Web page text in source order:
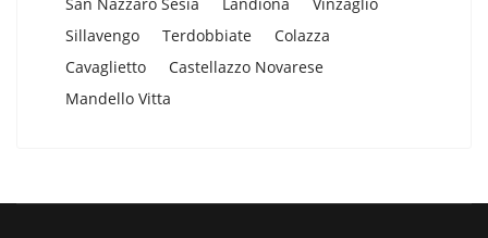
Sillavengo
Terdobbiate
Colazza
Cavaglietto
Castellazzo Novarese
Mandello Vitta